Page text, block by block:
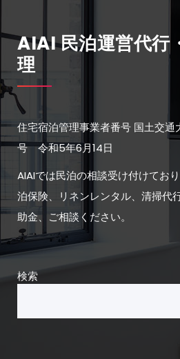
AIAI 民泊運営代行
理
住宅宿泊管理事業者番号 国土交通
号 令和5年6月14日
AIAIでは民泊の相談受け付けてお
泊保険、リネンレンタル、清掃代
助金、ご相談ください。
検索